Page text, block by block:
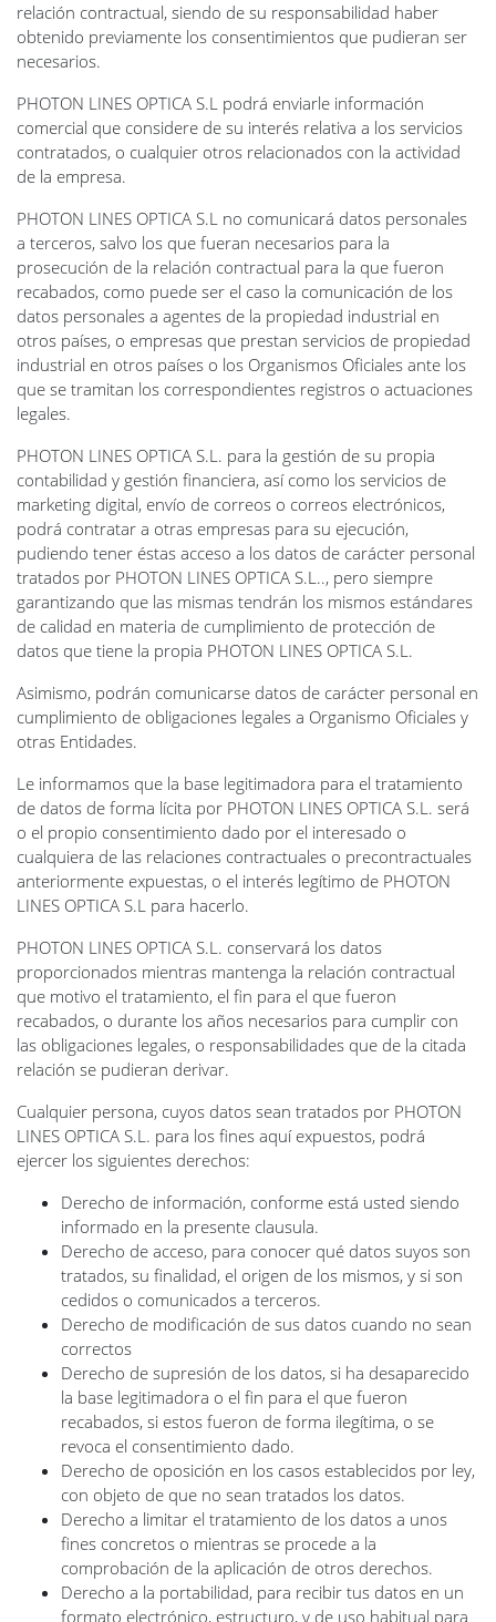
relación contractual, siendo de su responsabilidad haber
obtenido previamente los consentimientos que pudieran ser
necesarios.
PHOTON LINES OPTICA S.L podrá enviarle información
comercial que considere de su interés relativa a los servicios
contratados, o cualquier otros relacionados con la actividad
de la empresa.
PHOTON LINES OPTICA S.L no comunicará datos personales
a terceros, salvo los que fueran necesarios para la
prosecución de la relación contractual para la que fueron
recabados, como puede ser el caso la comunicación de los
datos personales a agentes de la propiedad industrial en
otros países, o empresas que prestan servicios de propiedad
industrial en otros países o los Organismos Oficiales ante los
que se tramitan los correspondientes registros o actuaciones
legales.
PHOTON LINES OPTICA S.L. para la gestión de su propia
contabilidad y gestión financiera, así como los servicios de
marketing digital, envío de correos o correos electrónicos,
podrá contratar a otras empresas para su ejecución,
pudiendo tener éstas acceso a los datos de carácter personal
tratados por PHOTON LINES OPTICA S.L.., pero siempre
garantizando que las mismas tendrán los mismos estándares
de calidad en materia de cumplimiento de protección de
datos que tiene la propia PHOTON LINES OPTICA S.L.
Asimismo, podrán comunicarse datos de carácter personal en
cumplimiento de obligaciones legales a Organismo Oficiales y
otras Entidades.
Le informamos que la base legitimadora para el tratamiento
de datos de forma lícita por PHOTON LINES OPTICA S.L. será
o el propio consentimiento dado por el interesado o
cualquiera de las relaciones contractuales o precontractuales
anteriormente expuestas, o el interés legítimo de PHOTON
LINES OPTICA S.L para hacerlo.
PHOTON LINES OPTICA S.L. conservará los datos
proporcionados mientras mantenga la relación contractual
que motivo el tratamiento, el fin para el que fueron
recabados, o durante los años necesarios para cumplir con
las obligaciones legales, o responsabilidades que de la citada
relación se pudieran derivar.
Cualquier persona, cuyos datos sean tratados por PHOTON
LINES OPTICA S.L. para los fines aquí expuestos, podrá
ejercer los siguientes derechos:
Derecho de información, conforme está usted siendo
informado en la presente clausula.
Derecho de acceso, para conocer qué datos suyos son
tratados, su finalidad, el origen de los mismos, y si son
cedidos o comunicados a terceros.
Derecho de modificación de sus datos cuando no sean
correctos
Derecho de supresión de los datos, si ha desaparecido
la base legitimadora o el fin para el que fueron
recabados, si estos fueron de forma ilegítima, o se
revoca el consentimiento dado.
Derecho de oposición en los casos establecidos por ley,
con objeto de que no sean tratados los datos.
Derecho a limitar el tratamiento de los datos a unos
fines concretos o mientras se procede a la
comprobación de la aplicación de otros derechos.
Derecho a la portabilidad, para recibir tus datos en un
formato electrónico, estructuro, y de uso habitual para